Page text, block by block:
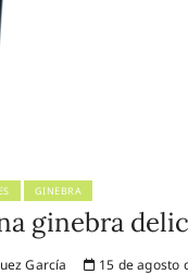
GINEBRA
ginebra
García 15 de agosto